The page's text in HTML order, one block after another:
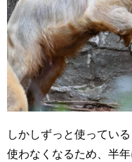
しかしずっと使ってい
使わなくなるため、半